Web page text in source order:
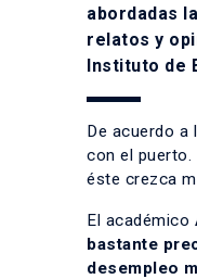
abordadas
relatos y
Instituto de
De acuerdo a
con el puerto.
éste crezca
El académico
bastante
desempleo